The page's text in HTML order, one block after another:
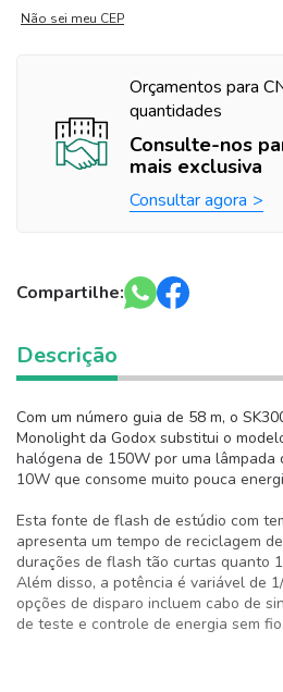
Não sei meu CEP
Orçamentos para
quantidades
Consulte-nos
mais exclusiva
Consultar agora
Compartilhe:
Descrição
Com um número guia de 58 m, o
Monolight da Godox substitui o
halógena de 150W por uma lâmpada
10W que consome muito pouca
Esta fonte de flash de estúdio com
apresenta um tempo de reciclagem
durações de flash tão curtas quanto
Além disso, a potência é variável de
opções de disparo incluem cabo de
de teste e controle de energia sem fio.